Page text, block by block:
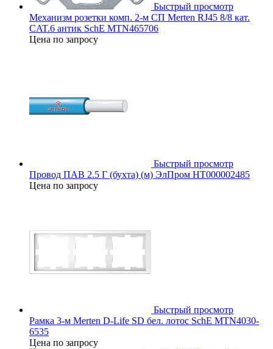
Быстрый просмотр
Механизм розетки комп. 2-м СП Merten RJ45 8/8 кат.
CAT.6 антик SchE MTN465706
Цена по запросу
Быстрый просмотр
Провод ПАВ 2.5 Г (бухта) (м) ЭлПром НТ000002485
Цена по запросу
Быстрый просмотр
Рамка 3-м Merten D-Life SD бел. лотос SchE MTN4030-
6535
Цена по запросу